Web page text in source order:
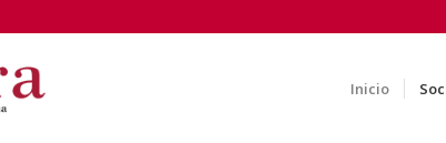
Inicio